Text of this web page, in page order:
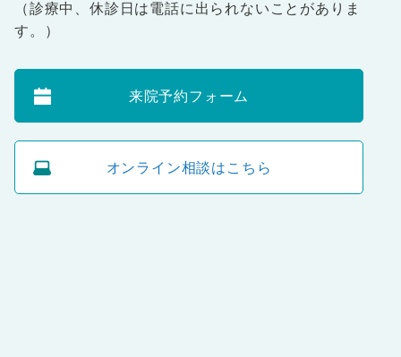
（診療中、休診日は電話に出られないことがありま
す。）
来院予約フォーム
オンライン相談はこちら